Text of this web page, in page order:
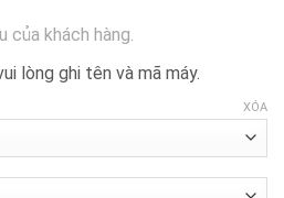
khách hàng.
lòng ghi tên và mã máy.
XÓA